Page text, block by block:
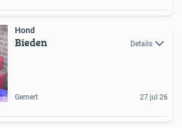
Hond
Bieden Details
Gemert 27 jul 26